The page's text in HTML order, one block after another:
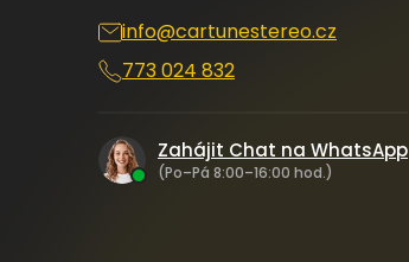
info@cartunestereo.cz
773 024 832
Zahájit Chat na WhatsApp
(Po–Pá 8:00–16:00 hod.)